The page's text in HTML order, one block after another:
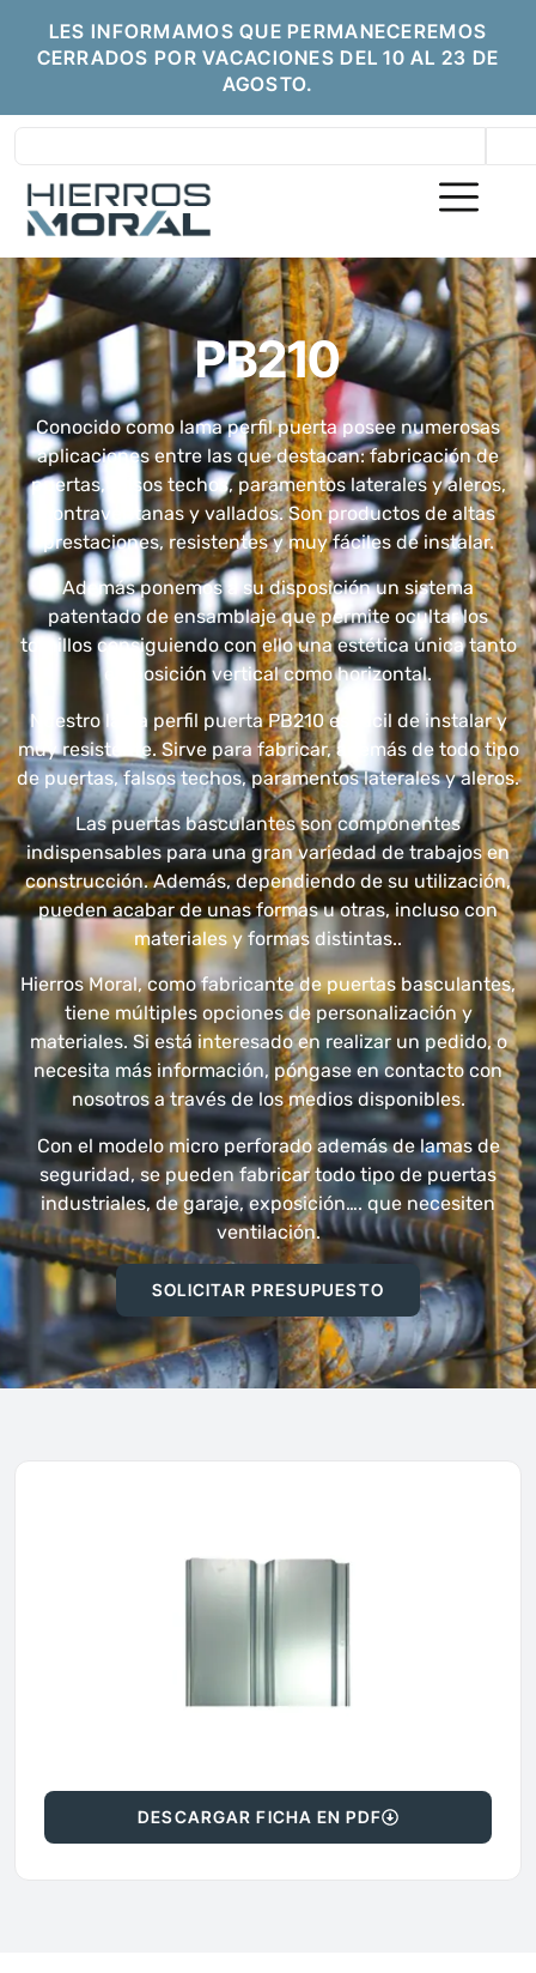
LES INFORMAMOS QUE PERMANECEREMOS
CERRADOS POR VACACIONES DEL 10 AL 23 DE
AGOSTO.
PB210
Conocido como lama perfil puerta posee numerosas
aplicaciones entre las que destacan: fabricación de
puertas, falsos techos, paramentos laterales y aleros,
contraventanas y vallados. Son productos de altas
prestaciones, resistentes y muy fáciles de instalar.
Además ponemos a su disposición un sistema
patentado de ensamblaje que permite ocultar los
tornillos consiguiendo con ello una estética única tanto
en posición vertical como horizontal.
Nuestro lama perfil puerta PB210 es fácil de instalar y
muy resistente. Sirve para fabricar, además de todo tipo
de puertas, falsos techos, paramentos laterales y aleros.
Las puertas basculantes son componentes
indispensables para una gran variedad de trabajos en
construcción. Además, dependiendo de su utilización,
pueden acabar de unas formas u otras, incluso con
materiales y formas distintas..
Hierros Moral, como fabricante de puertas basculantes,
tiene múltiples opciones de personalización y
materiales. Si está interesado en realizar un pedido, o
necesita más información, póngase en contacto con
nosotros a través de los medios disponibles.
Con el modelo micro perforado además de lamas de
seguridad, se pueden fabricar todo tipo de puertas
industriales, de garaje, exposición…. que necesiten
ventilación.
SOLICITAR PRESUPUESTO
DESCARGAR FICHA EN PDF